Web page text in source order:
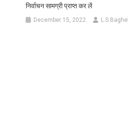
निर्वाचन सामग्री प्राप्त कर लें
December 15, 2022 L.S Baghel